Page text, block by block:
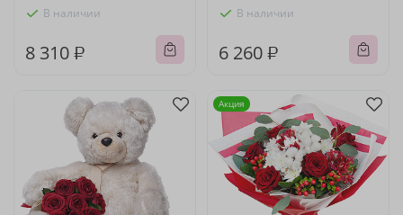
В наличии
8 310 ₽
В наличии
6 260 ₽
Акция